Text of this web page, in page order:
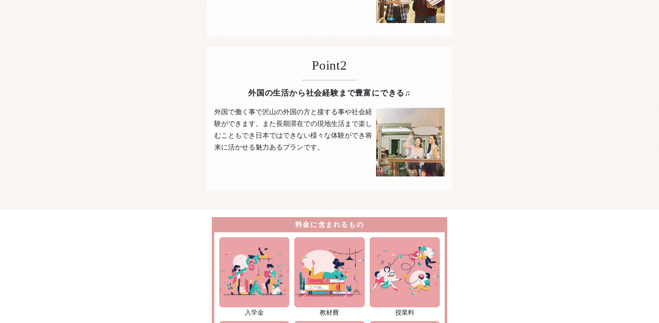
Point2
外国の生活から社会経験まで豊富にできる♫
外国で働く事で沢山の外国の方と接する事や社会経
験ができます。また長期滞在での現地生活まで楽し
むこともでき日本ではできない様々な体験ができ将
来に活かせる魅力あるプランです。
料金に含まれるもの
入学金 教材費 授業料